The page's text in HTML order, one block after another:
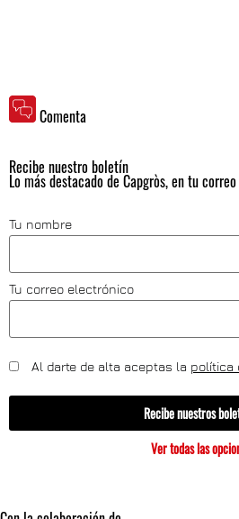
Comenta
Recibe nuestro boletín
Lo más destacado de Capgròs, en tu
Tu nombre
Tu correo electrónico
Al darte de alta aceptas la política
Recibe nuestros
Ver todas las